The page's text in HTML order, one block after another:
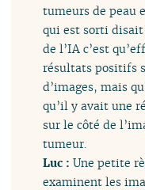
tumeurs de peau
qui est sorti
de l’IA c’est
résultats positifs
d’images, mais
qu’il y avait une
sur le côté de
tumeur.
Luc :Une petite
examinent les